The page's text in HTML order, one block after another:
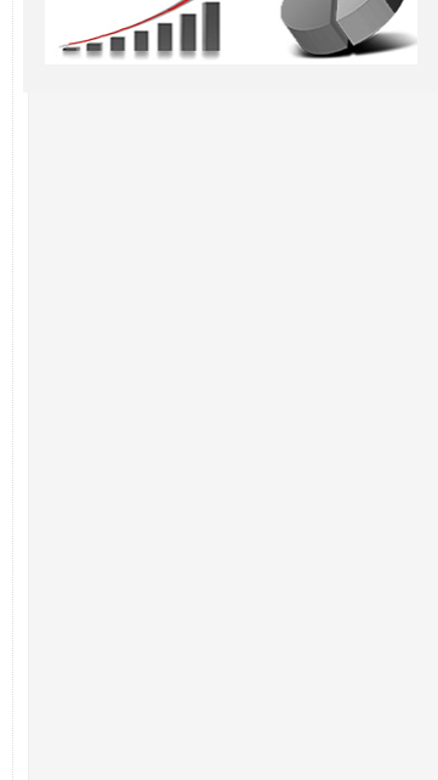
Ворог завдав
двоє поранених. Ще
після атаки БПЛА по ринку